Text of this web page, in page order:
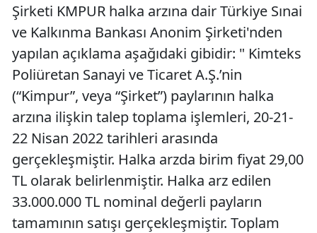
Şirketi KMPUR halka arzına dair Türkiye Sınai
ve Kalkınma Bankası Anonim Şirketi'nden
yapılan açıklama aşağıdaki gibidir: " Kimteks
Poliüretan Sanayi ve Ticaret A.Ş.’nin
(“Kimpur”, veya “Şirket”) paylarının halka
arzına ilişkin talep toplama işlemleri, 20-21-
22 Nisan 2022 tarihleri arasında
gerçekleşmiştir. Halka arzda birim fiyat 29,00
TL olarak belirlenmiştir. Halka arz edilen
33.000.000 TL nominal değerli payların
tamamının satışı gerçekleşmiştir. Toplam